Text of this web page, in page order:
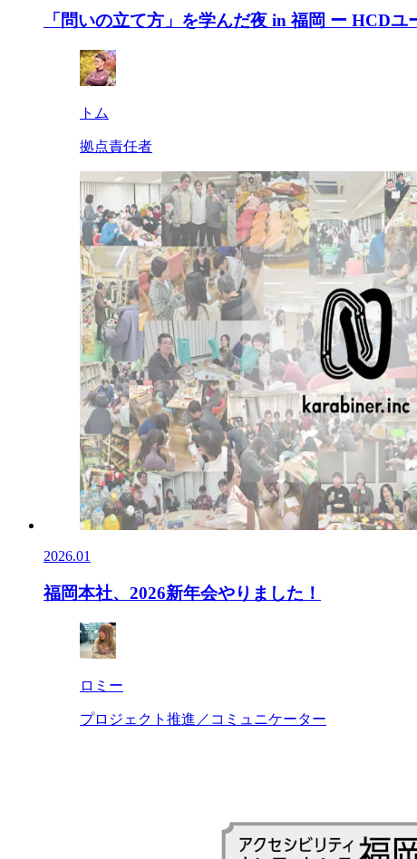
「問いの立て方」を学んだ夜 in 福岡 ー HCD
トム
拠点責任者
2026.01
福岡本社、2026新年会やりました！
ロミー
プロジェクト推進／コミュニケーター